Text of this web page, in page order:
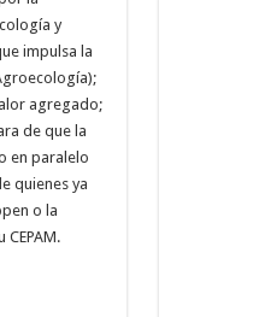
y
impulsa la
agregado;
de que la
en paralelo
quienes ya
o la